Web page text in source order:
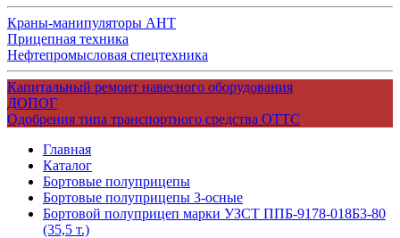
Краны-манипуляторы АНТ
Прицепная техника
Нефтепромысловая спецтехника
Капитальный ремонт навесного оборудования
ДОПОГ
Одобрения типа транспортного средства ОТТС
Главная
Каталог
Бортовые полуприцепы
Бортовые полуприцепы 3-осные
Бортовой полуприцеп марки УЗСТ ППБ-9178-018Б3-80
(35,5 т.)